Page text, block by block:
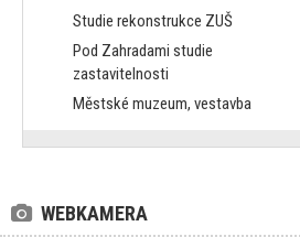
Studie rekonstrukce ZUŠ
Pod Zahradami studie
zastavitelnosti
Městské muzeum, vestavba
WEBKAMERA